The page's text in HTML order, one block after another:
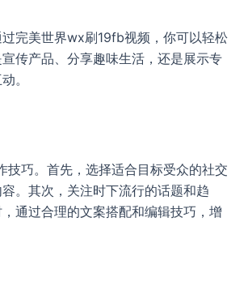
完美世界wx刷19fb视频，你可以轻松
传产品、分享趣味生活，还是展示专
。
巧。首先，选择适合目标受众的社交
。其次，关注时下流行的话题和趋
通过合理的文案搭配和编辑技巧，增